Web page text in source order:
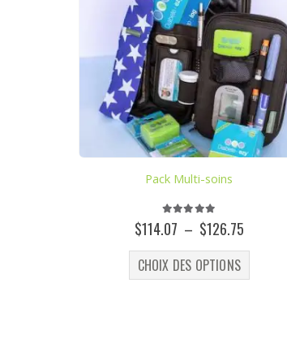
Pack Multi-soins
out of 5
$114.07 – $126.75Plage
prix :
à
CHOIX DES OPTIONS
Ce produit a plusieurs variations. Les options peuvent être choisies sur la page du produit